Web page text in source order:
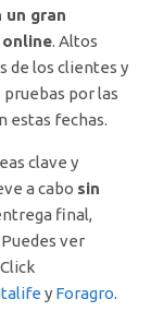
un gran
. Altos
de los clientes y
pruebas por las
estas fechas.
clave y
a cabo sin
final,
Puedes ver
y Foragro.